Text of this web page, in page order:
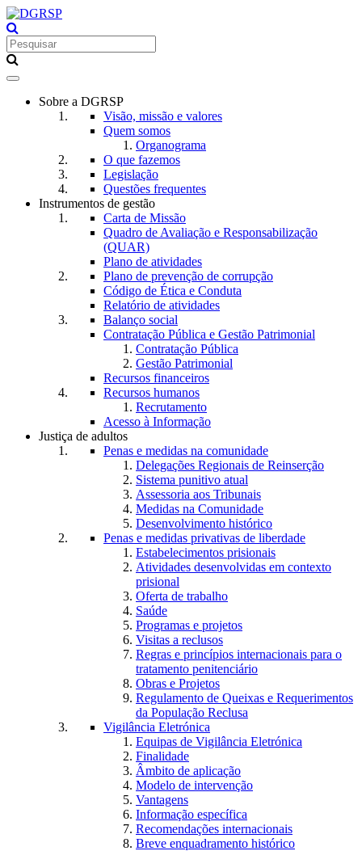
Toggle
navigationSobre a DGRSP
Visão, missão e valores
Quem somos
Organograma
O que fazemos
Legislação
Questões frequentes
Instrumentos de gestão
Carta de Missão
Quadro de Avaliação e Responsabilização
(QUAR)
Plano de atividades
Plano de prevenção de corrupção
Código de Ética e Conduta
Relatório de atividades
Balanço social
Contratação Pública e Gestão Patrimonial
Contratação Pública
Gestão Patrimonial
Recursos financeiros
Recursos humanos
Recrutamento
Acesso à Informação
Justiça de adultos
Penas e medidas na comunidade
Delegações Regionais de Reinserção
Sistema punitivo atual
Assessoria aos Tribunais
Medidas na Comunidade
Desenvolvimento histórico
Penas e medidas privativas de liberdade
Estabelecimentos prisionais
Atividades desenvolvidas em contexto
prisional
Oferta de trabalho
Saúde
Programas e projetos
Visitas a reclusos
Regras e princípios internacionais para o
tratamento penitenciário
Obras e Projetos
Regulamento de Queixas e Requerimentos
da População Reclusa
Vigilância Eletrónica
Equipas de Vigilância Eletrónica
Finalidade
Âmbito de aplicação
Modelo de intervenção
Vantagens
Informação específica
Recomendações internacionais
Breve enquadramento histórico